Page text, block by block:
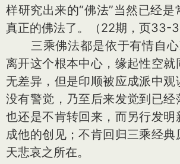
样研究出来的“佛法”当然已经是
真正的佛法了。（22期，页33-
三乘佛法都是依于有情自
离开这个根本中心，缘起性空就
无差异，但是印顺被应成派中
没有警觉，乃至后来发觉到已经
也还是不肯转回来，而另行发明
成他的创见；不肯回归三乘经典
天悲哀之所在。